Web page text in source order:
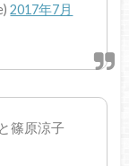
2017年7月
篠原涼子